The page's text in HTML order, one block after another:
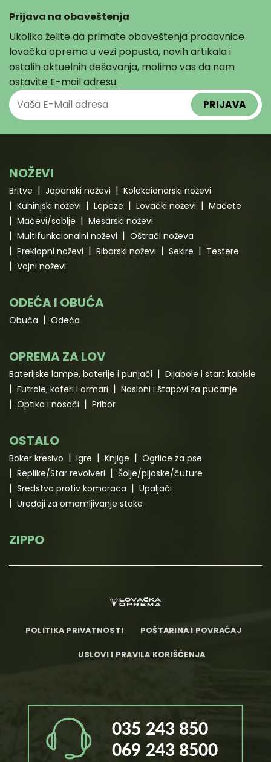
Prijava na obaveštenja
Ukoliko želite da primate obaveštenja prodavnice
lovačka oprema u vezi popusta, novih artikala i
ostalih aktuelnih dešavanja, molimo vas da nam
ostavite E-mail adresu.
NOŽEVI
Britve Japanski noževi
Kolekcionarski noževi
Kuhinjski noževi
Lepeze Lovački noževi
Mačete
Mačevi/sablje
Mesarski noževi
Multifunkcionalni noževi
Oštrači noževa
Preklopni noževi
Ribarski noževi Sekire
Testere
Vojni noževi
ODEĆA I OBUĆA
Obuća Odeća
OPREMA ZA LOV
Baterijske lampe, baterije i punjači
Dijabole i start kapisle
Futrole, koferi i ormari
Nasloni i štapovi za pucanje
Optika i nosači
Pribor
OSTALO
Boker kresivo Igre Knjige
Ogrlice za pse
Replike/Star revolveri
Šolje/pljoske/čuture
Sredstva protiv komaraca
Upaljači
Uređaji za omamljivanje stoke
ZIPPO
POLITIKA PRIVATNOSTI POŠTARINA I POVRAĆAJ
USLOVI I PRAVILA KORIŠĆENJA